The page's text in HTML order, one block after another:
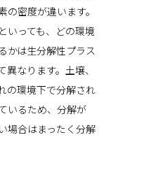
の密度が違います。
いっても、どの環境
かは生分解性プラス
なります。土壌、
の環境下で分解され
いるため、分解が
場合はまったく分解